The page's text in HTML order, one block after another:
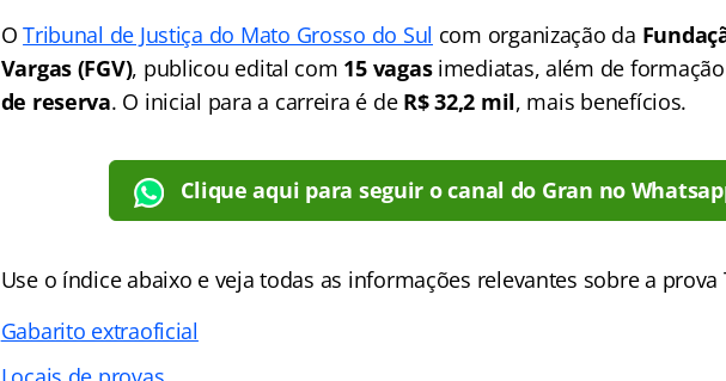
OTribunal de Justiça do Mato Grosso do Sul com organização da
Vargas (FGV), publicou edital com 15 vagasimediatas, além de
de reserva. O inicial para a carreira é de R$ 32,2 mil, mais benefícios.
Clique aqui para seguir o canal do Gran no
Use o índice abaixo e veja todas as informações relevantes sobre a prova
Gabarito extraoficial